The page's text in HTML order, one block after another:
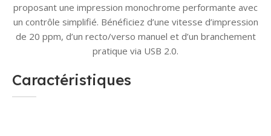
proposant une impression monochrome performante avec
un contrôle simplifié. Bénéficiez d’une vitesse d’impression
de 20 ppm, d’un recto/verso manuel et d’un branchement
pratique via USB 2.0.
Caractéristiques